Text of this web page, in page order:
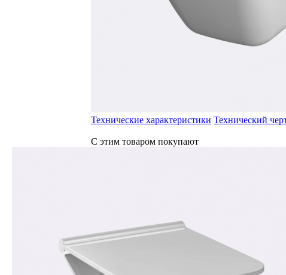
Технические характеристики Технический
С этим товаром покупают